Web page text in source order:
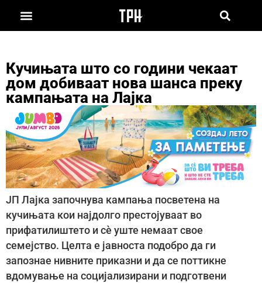
Кучињата што со години чекаат
дом добиваат нова шанса преку
кампањата на Лајка
ЈП Лајка започнува кампања посветена на
кучињата кои најдолго престојуваат во
прифатилиштето и сè уште немаат свое
семејство. Целта е јавноста подобро да ги
запознае нивните приказни и да се поттикне
вдомување на социјализирани и подготвени